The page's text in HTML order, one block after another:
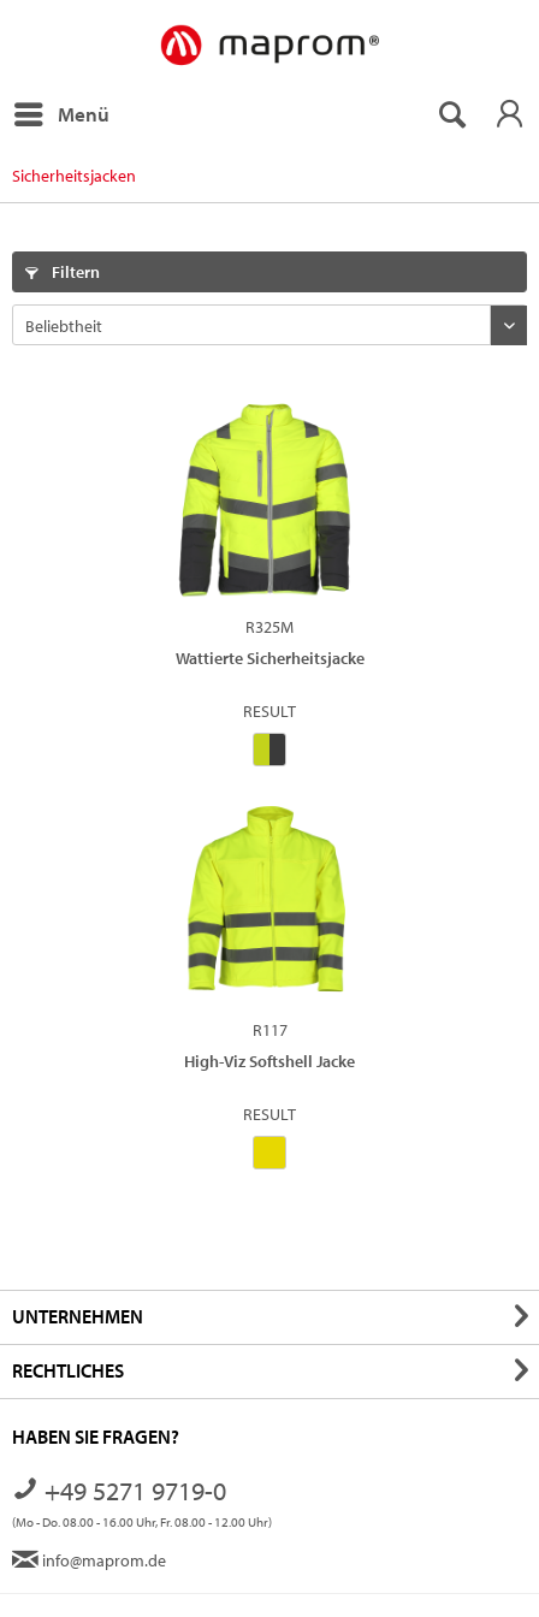
Menü
Sicherheitsjacken
Filtern
R325M
Wattierte Sicherheitsjacke
RESULT
R117
High-Viz Softshell Jacke
RESULT
UNTERNEHMEN
RECHTLICHES
HABEN SIE FRAGEN?
+49 5271 9719-0
(Mo - Do. 08.00 - 16.00 Uhr, Fr. 08.00 - 12.00 Uhr)
info@maprom.de